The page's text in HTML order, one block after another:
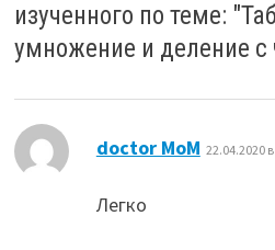
изученного по теме:
умножение и деление
doctor MoM 22.04.2020
Легко